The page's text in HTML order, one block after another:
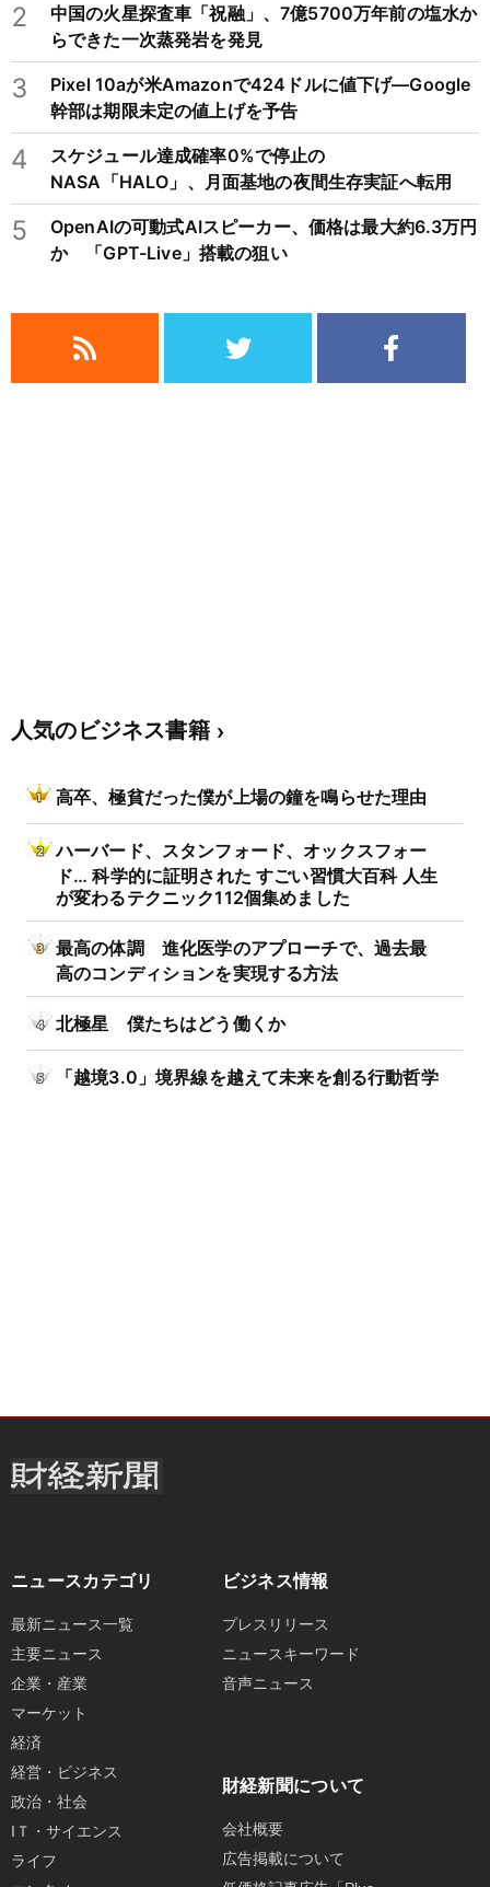
2
中国の火星探査車「祝融」、7億5700万年前の塩水か
らできた一次蒸発岩を発見
3
Pixel 10aが米Amazonで424ドルに値下げ―Google
幹部は期限未定の値上げを予告
4
スケジュール達成確率0%で停止の
NASA「HALO」、月面基地の夜間生存実証へ転用
5
OpenAIの可動式AIスピーカー、価格は最大約6.3万円
か 「GPT-Live」搭載の狙い
人気のビジネス書籍
高卒、極貧だった僕が上場の鐘を鳴らせた理由
ハーバード、スタンフォード、オックスフォー
ド… 科学的に証明された すごい習慣大百科 人生
が変わるテクニック112個集めました
最高の体調 進化医学のアプローチで、過去最
高のコンディションを実現する方法
北極星 僕たちはどう働くか
「越境3.0」境界線を越えて未来を創る行動哲学
ニュースカテゴリ
最新ニュース一覧
主要ニュース
企業・産業
マーケット
経済
経営・ビジネス
政治・社会
IＴ・サイエンス
ライフ
ビジネス情報
プレスリリース
ニュースキーワード
音声ニュース
財経新聞について
会社概要
広告掲載について